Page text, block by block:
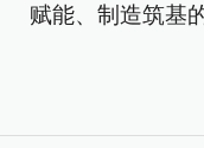
赋能、制造筑基